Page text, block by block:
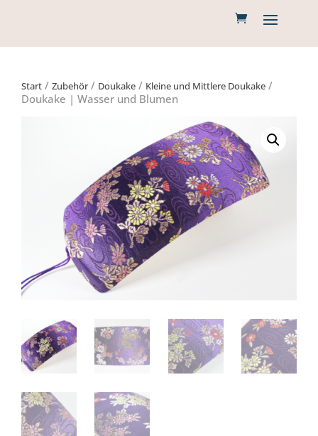
Start / Zubehör/ Doukake / Kleine und Mittlere Doukake /
Doukake | Wasser und Blumen